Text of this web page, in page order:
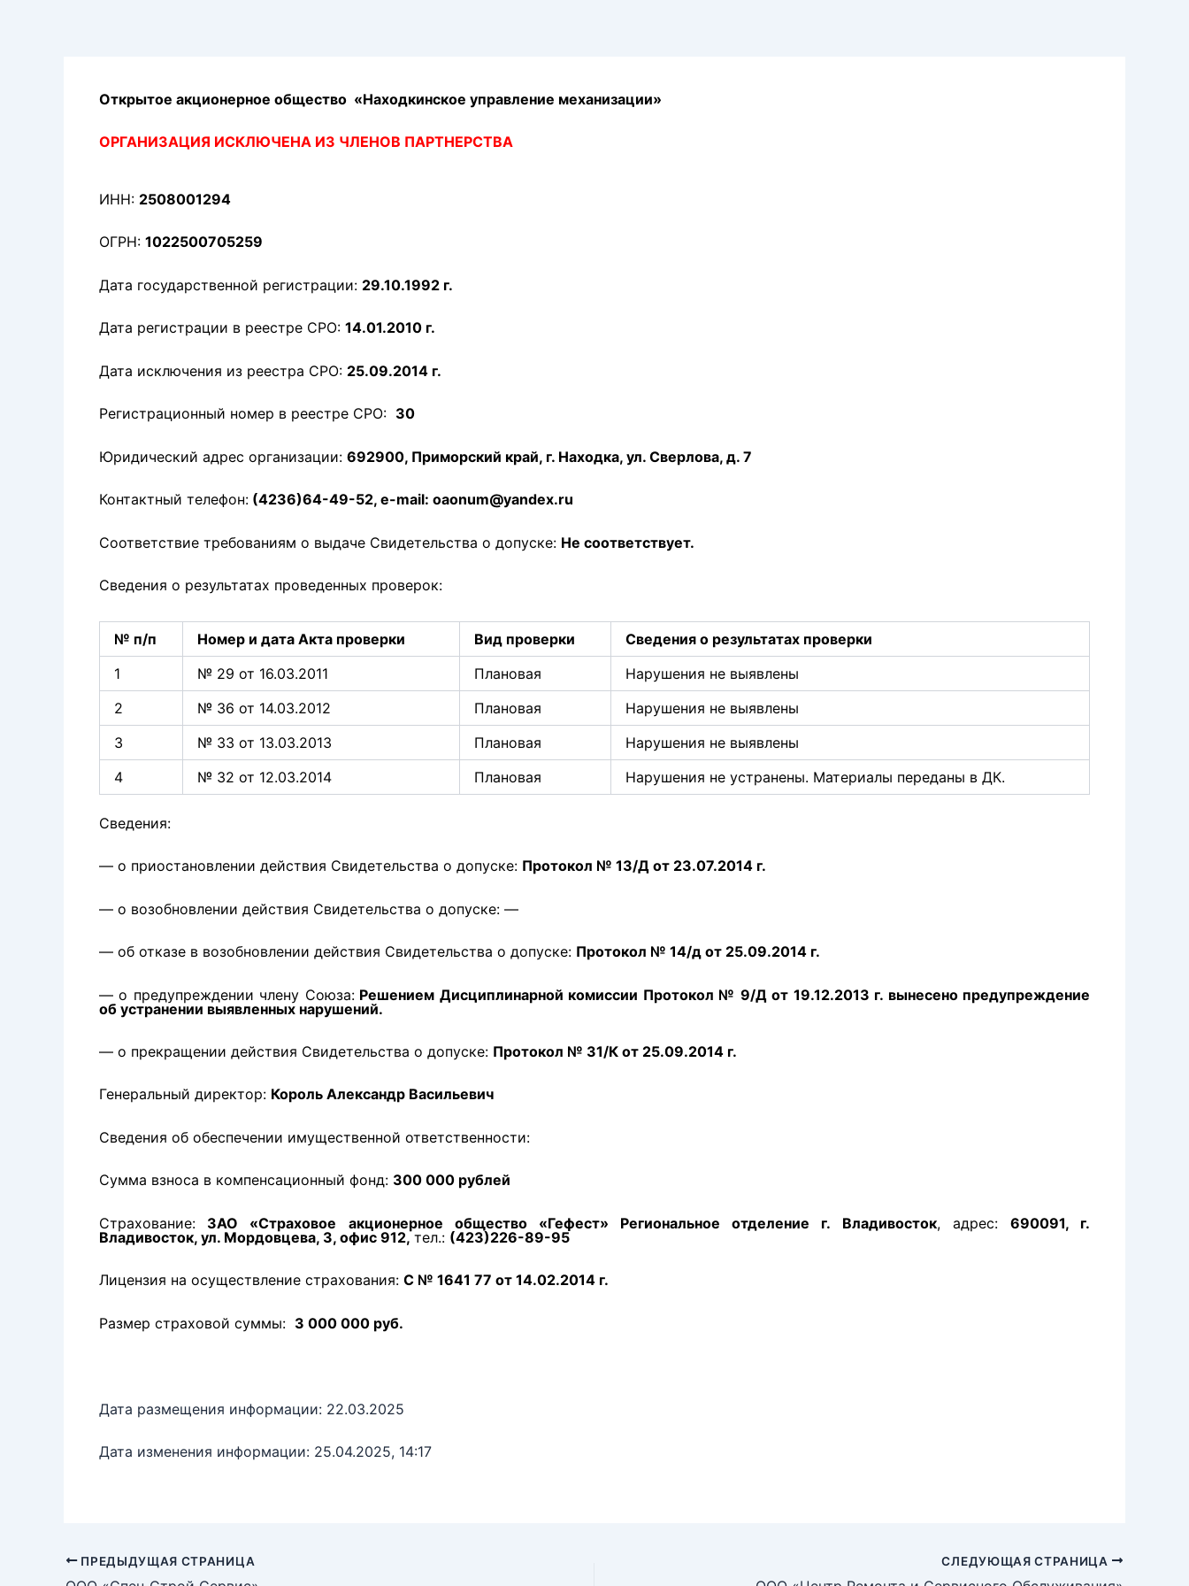
Открытое акционерное общество «Находкинское управление механизации»
ОРГАНИЗАЦИЯ ИСКЛЮЧЕНА ИЗ ЧЛЕНОВ ПАРТНЕРСТВА
ИНН: 2508001294
ОГРН: 1022500705259
Дата государственной регистрации: 29.10.1992 г.
Дата регистрации в реестре СРО: 14.01.2010 г.
Дата исключения из реестра СРО: 25.09.2014 г.
Регистрационный номер в реестре СРО: 30
Юридический адрес организации: 692900, Приморский край, г. Находка, ул. Сверлова, д. 7
Контактный телефон: (4236)64-49-52, e-mail: oaonum@yandex.ru
Соответствие требованиям о выдаче Свидетельства о допуске: Не соответствует.
Сведения о результатах проведенных проверок:
№ п/п Номер и дата Акта проверки Вид проверки
Сведения о результатах проверки
1
№ 29 от 16.03.2011 Плановая
Нарушения не выявлены
2
№ 36 от 14.03.2012 Плановая
Нарушения не выявлены
3
№ 33 от 13.03.2013 Плановая
Нарушения не выявлены
4
№ 32 от 12.03.2014 Плановая Нарушения не устранены. Материалы переданы в ДК.
Сведения:
— о приостановлении действия Свидетельства о допуске: Протокол № 13/Д от 23.07.2014 г.
— о возобновлении действия Свидетельства о допуске: —
— об отказе в возобновлении действия Свидетельства о допуске: Протокол № 14/д от 25.09.2014 г.
— о предупреждении члену Союза:Решением Дисциплинарной комиссии Протокол № 9/Д от 19.12.2013 г. вынесено предупреждение
об устранении выявленных нарушений.
— о прекращении действия Свидетельства о допуске: Протокол № 31/К от 25.09.2014 г.
Генеральный директор: Король Александр Васильевич
Сведения об обеспечении имущественной ответственности:
Сумма взноса в компенсационный фонд: 300 000 рублей
Страхование: ЗАО «Страховое акционерное общество «Гефест» Региональное отделение г. Владивосток, адрес: 690091, г.
Владивосток, ул. Мордовцева, 3, офис 912,тел.: (423)226-89-95
Лицензия на осуществление страхования: С № 1641 77 от 14.02.2014 г.
Размер страховой суммы: 3 000 000 руб.
Дата размещения информации: 22.03.2025
Дата изменения информации: 25.04.2025, 14:17
ПРЕДЫДУЩАЯ СТРАНИЦА СЛЕДУЮЩАЯ СТРАНИЦА